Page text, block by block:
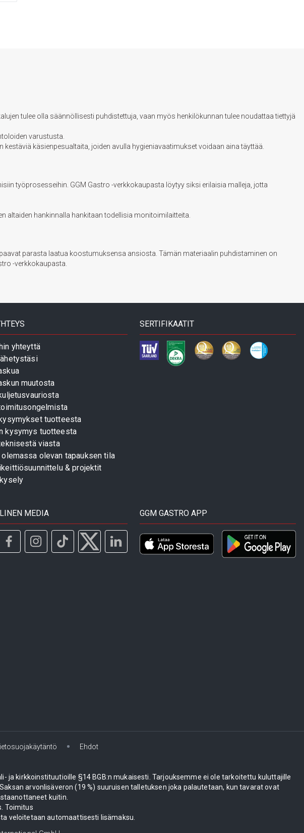
tulee olla säännöllisesti puhdistettuja, vaan myös henkilökunnan tulee noudattaa tiettyjä
varustusta.
käsienpesualtaita, joiden avulla hygieniavaatimukset voidaan aina täyttää.
työprosesseihin. GGM Gastro -verkkokaupasta löytyy siksi erilaisia malleja, jotta
altaiden hankinnalla hankitaan todellisia monitoimilaitteita.
parasta laatua koostumuksensa ansiosta. Tämän materiaalin puhdistaminen on
-verkkokaupasta.
yhteyttä
muutosta
tuotteesta
kysymys tuotteesta
viasta
olemassa olevan tapauksen tila
& projektit
SERTIFIKAATIT
MEDIA GGM GASTRO APP
Ehdot
kirkkoinstituutioille §14 BGB:n mukaisesti. Tarjouksemme ei ole tarkoitettu kuluttajille
arvonlisäveron (19 %) suuruisen talletuksen joka palautetaan, kun tavarat ovat
kuitin.
Toimitus
veloitetaan automaattisesti lisämaksu.